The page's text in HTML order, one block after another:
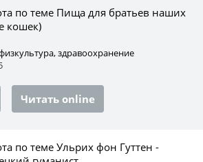
по теме Пища для братьев наших
кошек)
здравоохранение
Читать online
по теме Ульрих фон Гуттен -